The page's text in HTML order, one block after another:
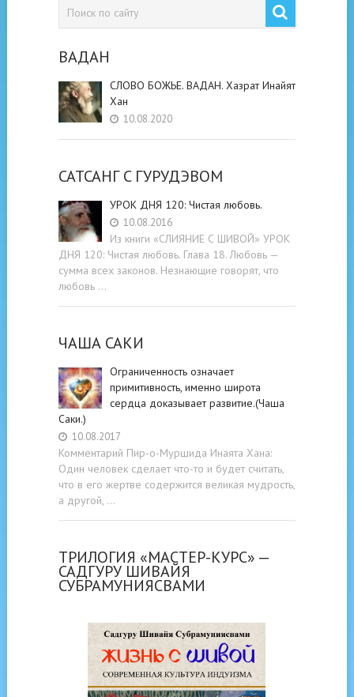
ВАДАН
СЛОВО БОЖЬЕ. ВАДАН. Хазрат Инайят
Хан
10.08.2020
САТСАНГ C ГУРУДЭВОМ
УРОК ДНЯ 120: Чистая любовь.
10.08.2016
Из книги «СЛИЯНИЕ С ШИВОЙ» УРОК
ДНЯ 120: Чистая любовь. Глава 18. Любовь —
сумма всех законов. Незнающие говорят, что
любовь …
ЧАША САКИ
Ограниченность означает
примитивность, именно широта
сердца доказывает развитие.(Чаша
Саки.)
10.08.2017
Комментарий Пир-о-Муршида Инаята Хана:
Один человек сделает что-то и будет считать,
что в его жертве содержится великая мудрость,
а другой, …
ТРИЛОГИЯ «МАСТЕР-КУРС» —
САДГУРУ ШИВАЙЯ
СУБРАМУНИЯСВАМИ